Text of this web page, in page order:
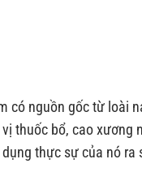
có nguồn gốc từ loài
thuốc bổ, cao
thực sự của nó